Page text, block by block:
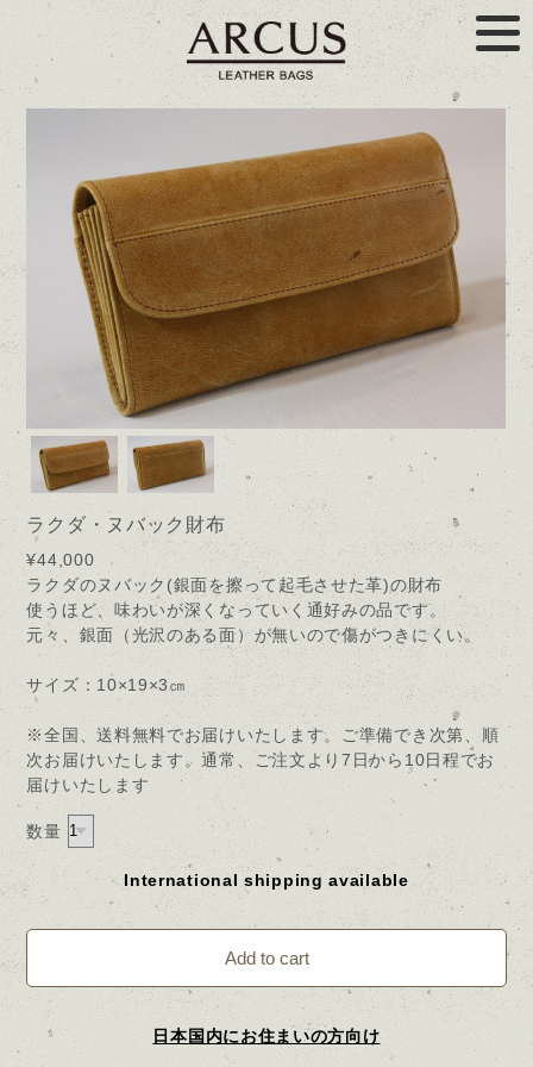
ラクダ・ヌバック財布
¥44,000
ラクダのヌバック(銀面を擦って起毛させた革)の財布
使うほど、味わいが深くなっていく通好みの品です。
元々、銀面（光沢のある面）が無いので傷がつきにくい。
サイズ：10×19×3㎝
※全国、送料無料でお届けいたします。ご準備でき次第、順
次お届けいたします。通常、ご注文より7日から10日程でお
届けいたします
数量
International shipping available
Add to cart
日本国内にお住まいの方向け